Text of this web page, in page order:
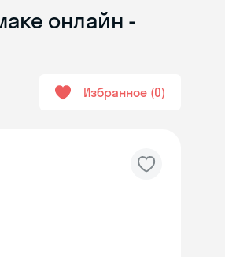
онлайн -
Избранное 0